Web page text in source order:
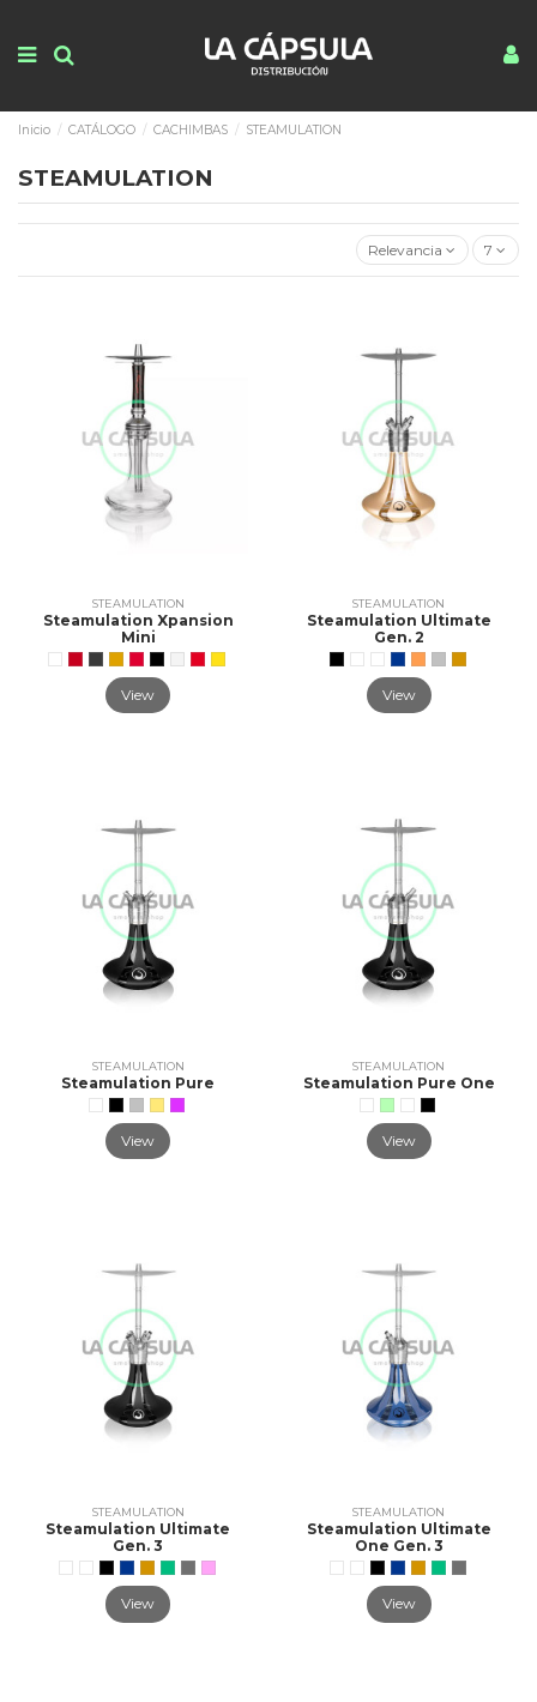
Inicio CATÁLOGO CACHIMBAS STEAMULATION
STEAMULATION
Relevancia 7
STEAMULATION
Steamulation Xpansion
Mini
View
STEAMULATION
Steamulation Ultimate
Gen. 2
View
STEAMULATION
Steamulation Pure
View
STEAMULATION
Steamulation Pure One
View
STEAMULATION
Steamulation Ultimate
Gen. 3
View
STEAMULATION
Steamulation Ultimate
One Gen. 3
View